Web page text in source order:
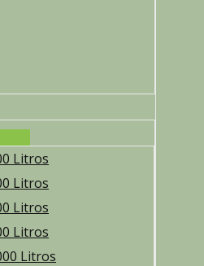
Litros
Litros
Litros
Litros
Litros